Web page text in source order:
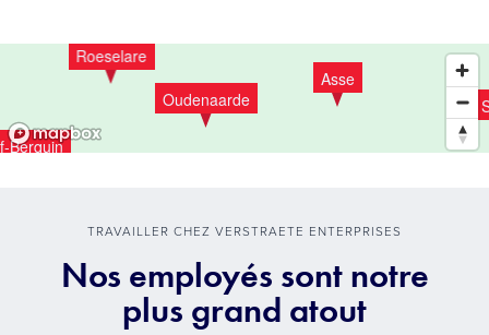
Berquin
Roeselare
Oudenaarde
Asse
TRAVAILLER CHEZ VERSTRAETE ENTERPRISES
Nos employés sont notre
plus grand atout